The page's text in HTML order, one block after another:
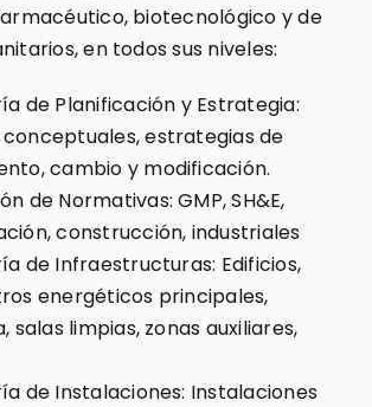
biotecnológico y de
en todos sus niveles:
de Planificación y Estrategia:
conceptuales, estrategias de
cambio y modificación.
de Normativas: GMP, SH&E,
construcción, industriales
de Infraestructuras: Edificios,
energéticos principales,
salas limpias, zonas auxiliares,
de Instalaciones: Instalaciones